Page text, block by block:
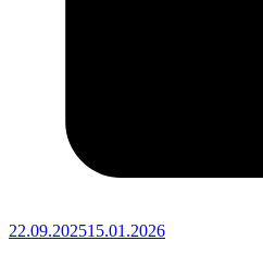
22.09.202515.01.2026